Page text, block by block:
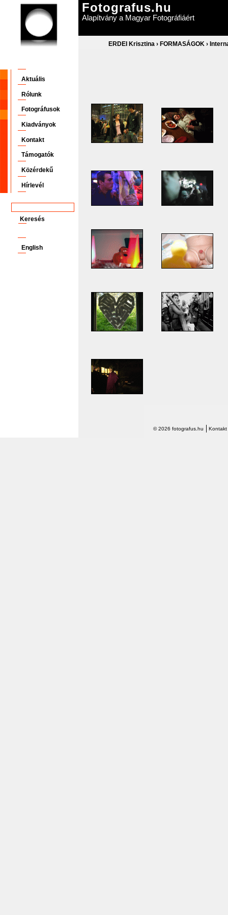
Fotografus.hu
Alapítvány a Magyar Fotográfiáért
ERDEI Krisztina › FORMASÁGOK ›
Aktuális
Rólunk
Fotográfusok
Kiadványok
Kontakt
Támogatók
Közérdekű
Hírlevél
English
© 2026 fotografus.hu Kontakt